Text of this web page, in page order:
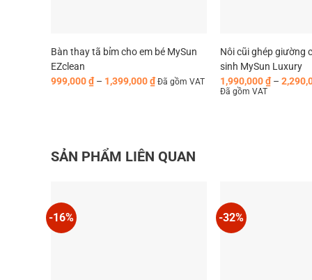
Bàn thay tã bỉm cho em bé MySun
EZclean
999,000₫ – 1,399,000₫Khoảng
Đã gồm VAT
Nôi cũi ghép giường
sinh MySun Luxury
1,990,000₫ –
Đã gồm VAT
SẢN PHẨM LIÊN QUAN
-16% -32%